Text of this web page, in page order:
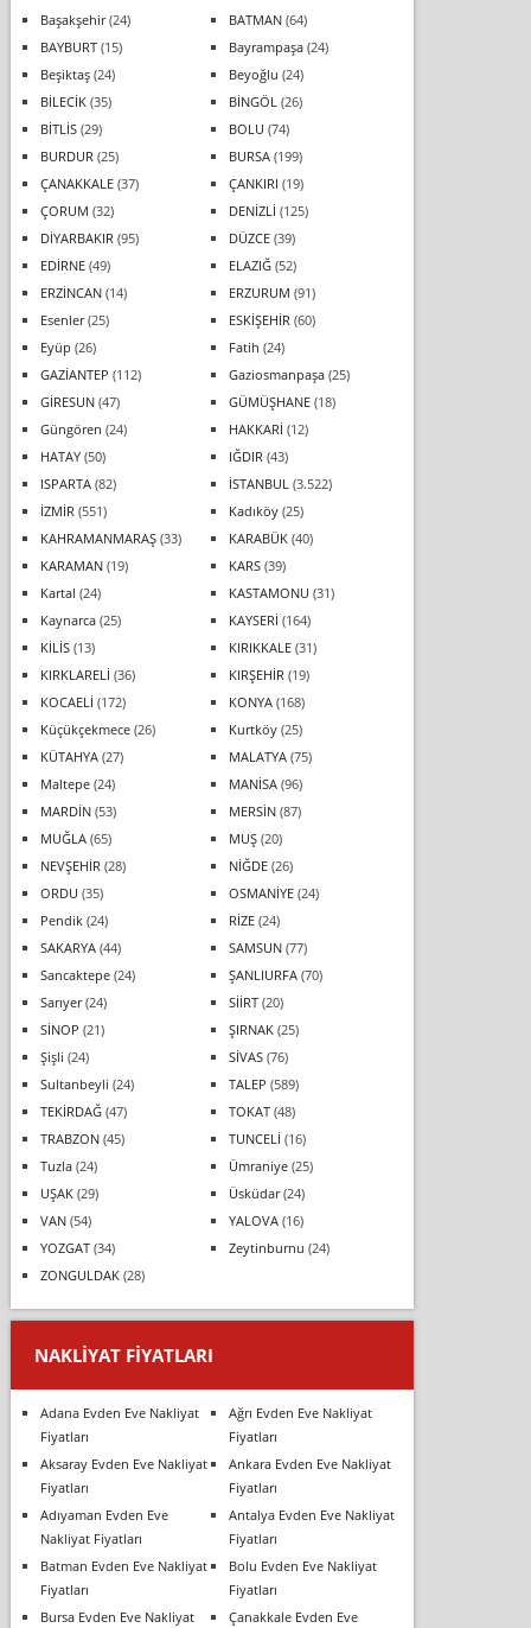
Başakşehir(24) BATMAN(64)
BAYBURT(15) Bayrampaşa(24)
Beşiktaş(24) Beyoğlu (24)
BİLECİK(35) BİNGÖL(26)
BİTLİS(29) BOLU (74)
BURDUR(25) BURSA(199)
ÇANAKKALE(37) ÇANKIRI (19)
ÇORUM (32) DENİZLİ (125)
DİYARBAKIR(95) DÜZCE(39)
EDİRNE(49) ELAZIĞ(52)
ERZİNCAN(14) ERZURUM (91)
Esenler(25) ESKİŞEHİR(60)
Eyüp (26) Fatih (24)
GAZİANTEP (112) Gaziosmanpaşa(25)
GİRESUN(47) GÜMÜŞHANE(18)
Güngören (24) HAKKARİ (12)
HATAY(50) IĞDIR(43)
ISPARTA(82) İSTANBUL(3.522)
İZMİR(551) Kadıköy(25)
KAHRAMANMARAŞ(33) KARABÜK(40)
KARAMAN(19) KARS(39)
Kartal (24) KASTAMONU (31)
Kaynarca(25) KAYSERİ (164)
KİLİS(13) KIRIKKALE(31)
KIRKLARELİ (36) KIRŞEHİR(19)
KOCAELİ (172) KONYA(168)
Küçükçekmece(26) Kurtköy(25)
KÜTAHYA(27) MALATYA(75)
Maltepe(24) MANİSA(96)
MARDİN(53) MERSİN(87)
MUĞLA(65) MUŞ(20)
NEVŞEHİR(28) NİĞDE(26)
ORDU (35) OSMANİYE(24)
Pendik(24) RİZE(24)
SAKARYA(44) SAMSUN(77)
Sancaktepe(24) ŞANLIURFA(70)
Sarıyer(24) SİİRT(20)
SİNOP (21) ŞIRNAK(25)
Şişli (24) SİVAS(76)
Sultanbeyli (24) TALEP (589)
TEKİRDAĞ(47) TOKAT(48)
TRABZON(45) TUNCELİ (16)
Tuzla(24) Ümraniye(25)
UŞAK(29) Üsküdar(24)
VAN(54) YALOVA(16)
YOZGAT(34) Zeytinburnu (24)
ZONGULDAK(28)
NAKLIYAT FIYATLARI
Adana Evden Eve Nakliyat
Fiyatları
Ağrı Evden Eve Nakliyat
Fiyatları
Aksaray Evden Eve Nakliyat
Fiyatları
Ankara Evden Eve Nakliyat
Fiyatları
Adıyaman Evden Eve
Nakliyat Fiyatları
Antalya Evden Eve Nakliyat
Fiyatları
Batman Evden Eve Nakliyat
Fiyatları
Bolu Evden Eve Nakliyat
Fiyatları
Bursa Evden Eve Nakliyat
Çanakkale Evden Eve